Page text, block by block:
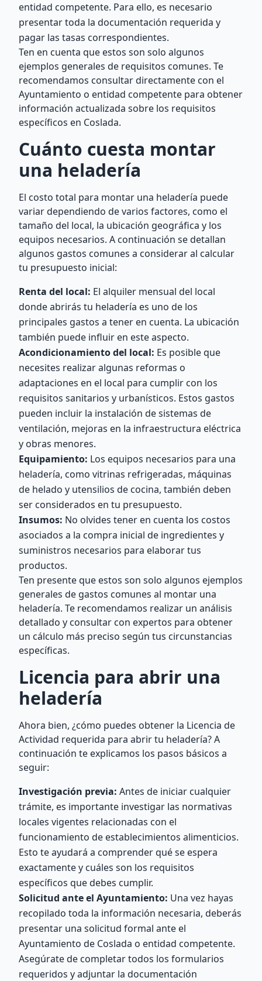
entidad competente. Para ello, es necesario
presentar toda la documentación requerida y
pagar las tasas correspondientes.
Ten en cuenta que estos son solo algunos
ejemplos generales de requisitos comunes. Te
recomendamos consultar directamente con el
Ayuntamiento o entidad competente para obtener
información actualizada sobre los requisitos
específicos en Coslada.
Cuánto cuesta montar
una heladería
El costo total para montar una heladería puede
variar dependiendo de varios factores, como el
tamaño del local, la ubicación geográfica y los
equipos necesarios. A continuación se detallan
algunos gastos comunes a considerar al calcular
tu presupuesto inicial:
Renta del local: El alquiler mensual del local
donde abrirás tu heladería es uno de los
principales gastos a tener en cuenta. La ubicación
también puede influir en este aspecto.
Acondicionamiento del local: Es posible que
necesites realizar algunas reformas o
adaptaciones en el local para cumplir con los
requisitos sanitarios y urbanísticos. Estos gastos
pueden incluir la instalación de sistemas de
ventilación, mejoras en la infraestructura eléctrica
y obras menores.
Equipamiento: Los equipos necesarios para una
heladería, como vitrinas refrigeradas, máquinas
de helado y utensilios de cocina, también deben
ser considerados en tu presupuesto.
Insumos: No olvides tener en cuenta los costos
asociados a la compra inicial de ingredientes y
suministros necesarios para elaborar tus
productos.
Ten presente que estos son solo algunos ejemplos
generales de gastos comunes al montar una
heladería. Te recomendamos realizar un análisis
detallado y consultar con expertos para obtener
un cálculo más preciso según tus circunstancias
específicas.
Licencia para abrir una
heladería
Ahora bien, ¿cómo puedes obtener la Licencia de
Actividad requerida para abrir tu heladería? A
continuación te explicamos los pasos básicos a
seguir:
Investigación previa: Antes de iniciar cualquier
trámite, es importante investigar las normativas
locales vigentes relacionadas con el
funcionamiento de establecimientos alimenticios.
Esto te ayudará a comprender qué se espera
exactamente y cuáles son los requisitos
específicos que debes cumplir.
Solicitud ante el Ayuntamiento: Una vez hayas
recopilado toda la información necesaria, deberás
presentar una solicitud formal ante el
Ayuntamiento de Coslada o entidad competente.
Asegúrate de completar todos los formularios
requeridos y adjuntar la documentación